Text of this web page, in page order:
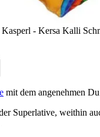
- Kersa Kalli
mit dem angenehmen
Superlative, weithin